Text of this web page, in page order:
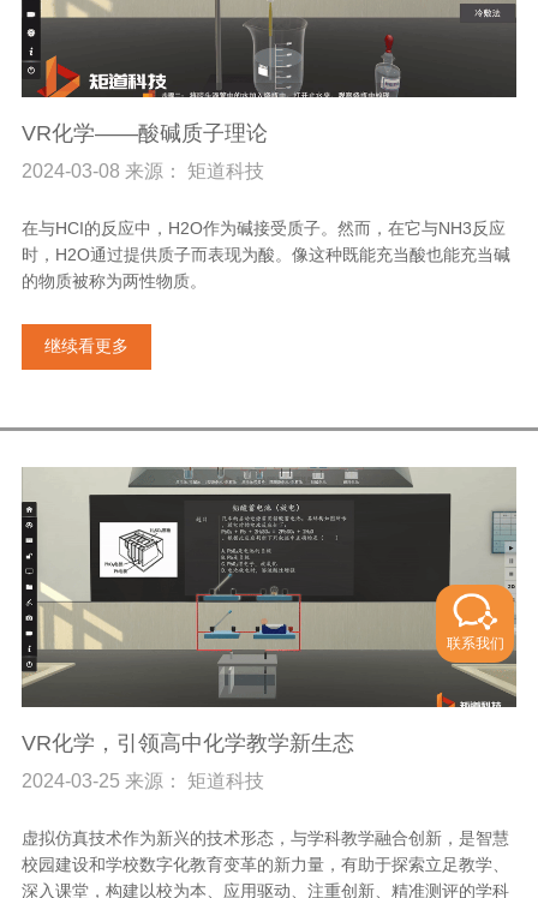
VR化学——酸碱质子理论
2024-03-08 来源： 矩道科技
在与HCI的反应中，H2O作为碱接受质子。然而，在它与NH3反应
时，H2O通过提供质子而表现为酸。像这种既能充当酸也能充当碱
的物质被称为两性物质。
继续看更多
VR化学，引领高中化学教学新生态
2024-03-25 来源： 矩道科技
虚拟仿真技术作为新兴的技术形态，与学科教学融合创新，是智慧
校园建设和学校数字化教育变革的新力量，有助于探索立足教学、
深入课堂，构建以校为本、应用驱动、注重创新、精准测评的学科
联系我们